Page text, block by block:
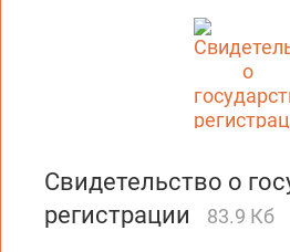
Свидетельство о
регистрации
83.9 Кб